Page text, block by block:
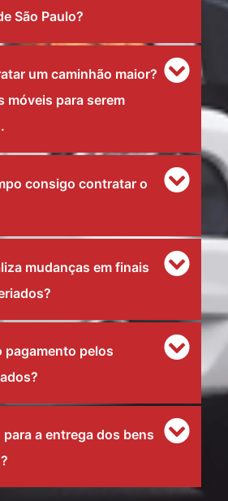
São Paulo?
um caminhão maior?
móveis para serem
consigo contratar o
mudanças em finais
pagamento pelos
para a entrega dos bens